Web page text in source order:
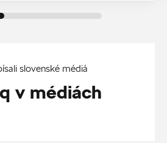
slovenské médiá
v médiách